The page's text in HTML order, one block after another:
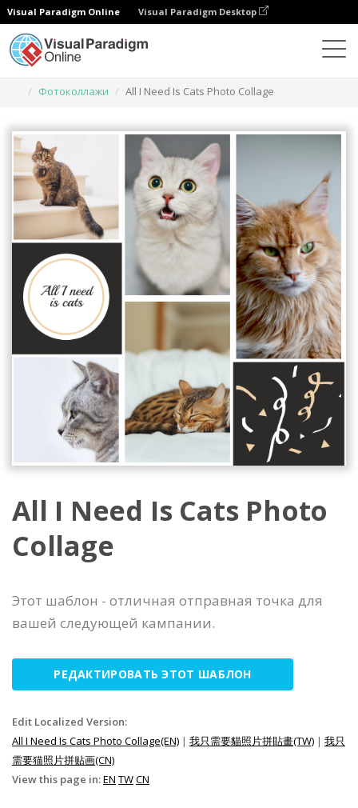
Visual Paradigm Online Visual Paradigm Desktop
Фотоколлажи
All I Need Is Cats Photo Collage
All I Need Is Cats Photo
Collage
Этот шаблон - отличная отправная точка для
вашей следующей кампании.
РЕДАКТИРОВАТЬ ЭТОТ ШАБЛОН
Edit Localized Version:
All I Need Is Cats Photo Collage(EN) | 我只需要貓照片拼貼畫(TW) | 我只
需要猫照片拼贴画(CN)
View this page in:EN TWCN